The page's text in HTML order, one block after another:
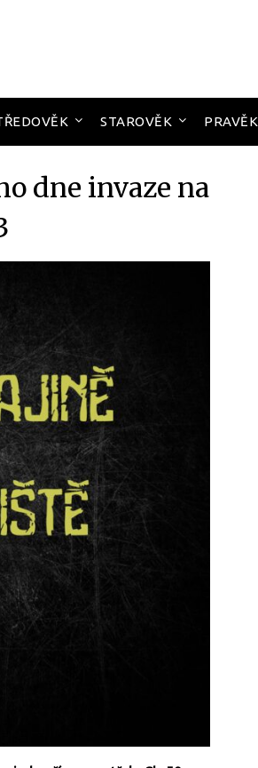
STAROVĚK PRAVĚK
dne invaze na